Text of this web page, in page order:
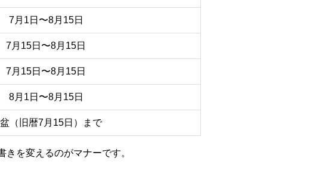
7月1日〜8月15日
7月15日〜8月15日
7月15日〜8月15日
8月1日〜8月15日
盆（旧暦7月15日）まで
を変えるのがマナーです。